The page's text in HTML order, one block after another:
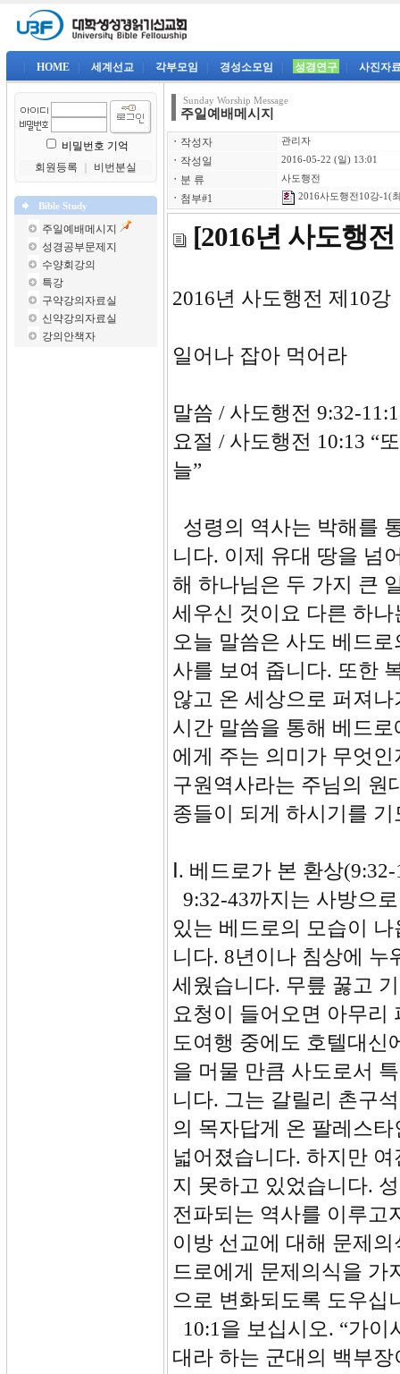
HOME 세계선교 각부모임 경성소모임 성경연구 사진자
비밀번호 기억
회원등록
비번분실
Bible Study
주일예배메시지
성경공부문제지
수양회강의
특강
구약강의자료실
신약강의자료실
강의안책자
Sunday Worship Message
주일예배메시지
ㆍ 작성자 관리자
ㆍ 작성일 2016-05-22 (일) 13:01
ㆍ 분 류 사도행전
ㆍ 첨부#1 2016사도행전10강-1(
[2016년 사도행
2016년 사도
일어나 잡아 먹어라
말씀 / 사도행전 9:32-
요절 / 사도행전 10:13 “
늘”
성령의 역사는 박해를
니다. 이제 유대 땅을 넘
해 하나님은 두 가지 큰
세우신 것이요 다른 하
오늘 말씀은 사도 베드
사를 보여 줍니다. 또한
않고 온 세상으로 퍼져
시간 말씀을 통해 베드
에게 주는 의미가 무엇
구원역사라는 주님의 원
종들이 되게 하시기를 기
Ⅰ. 베드로가 본 환상
9:32-43까지는 사방으
있는 베드로의 모습이
니다. 8년이나 침상에
세웠습니다. 무릎 꿇고
요청이 들어오면 아무리
도여행 중에도 호텔대신
을 머물 만큼 사도로서
니다. 그는 갈릴리 촌구
의 목자답게 온 팔레스
넓어졌습니다. 하지만
지 못하고 있었습니다.
전파되는 역사를 이루고
이방 선교에 대해 문제
드로에게 문제의식을 가
으로 변화되도록 도우십
10:1을 보십시오. “가
대라 하는 군대의 백부